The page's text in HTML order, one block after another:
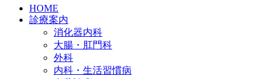
HOME
診療案内
消化器内科
大腸・肛門科
外科
内科・生活習慣病